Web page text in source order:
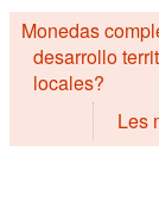
Monedas
desarrollo
locales?
Les